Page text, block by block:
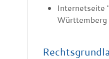
Internetseite
Württemberg